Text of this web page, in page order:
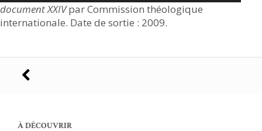
document XXIVpar Commission théologique
internationale. Date de sortie : 2009.
Navigation
À DÉCOUVRIR